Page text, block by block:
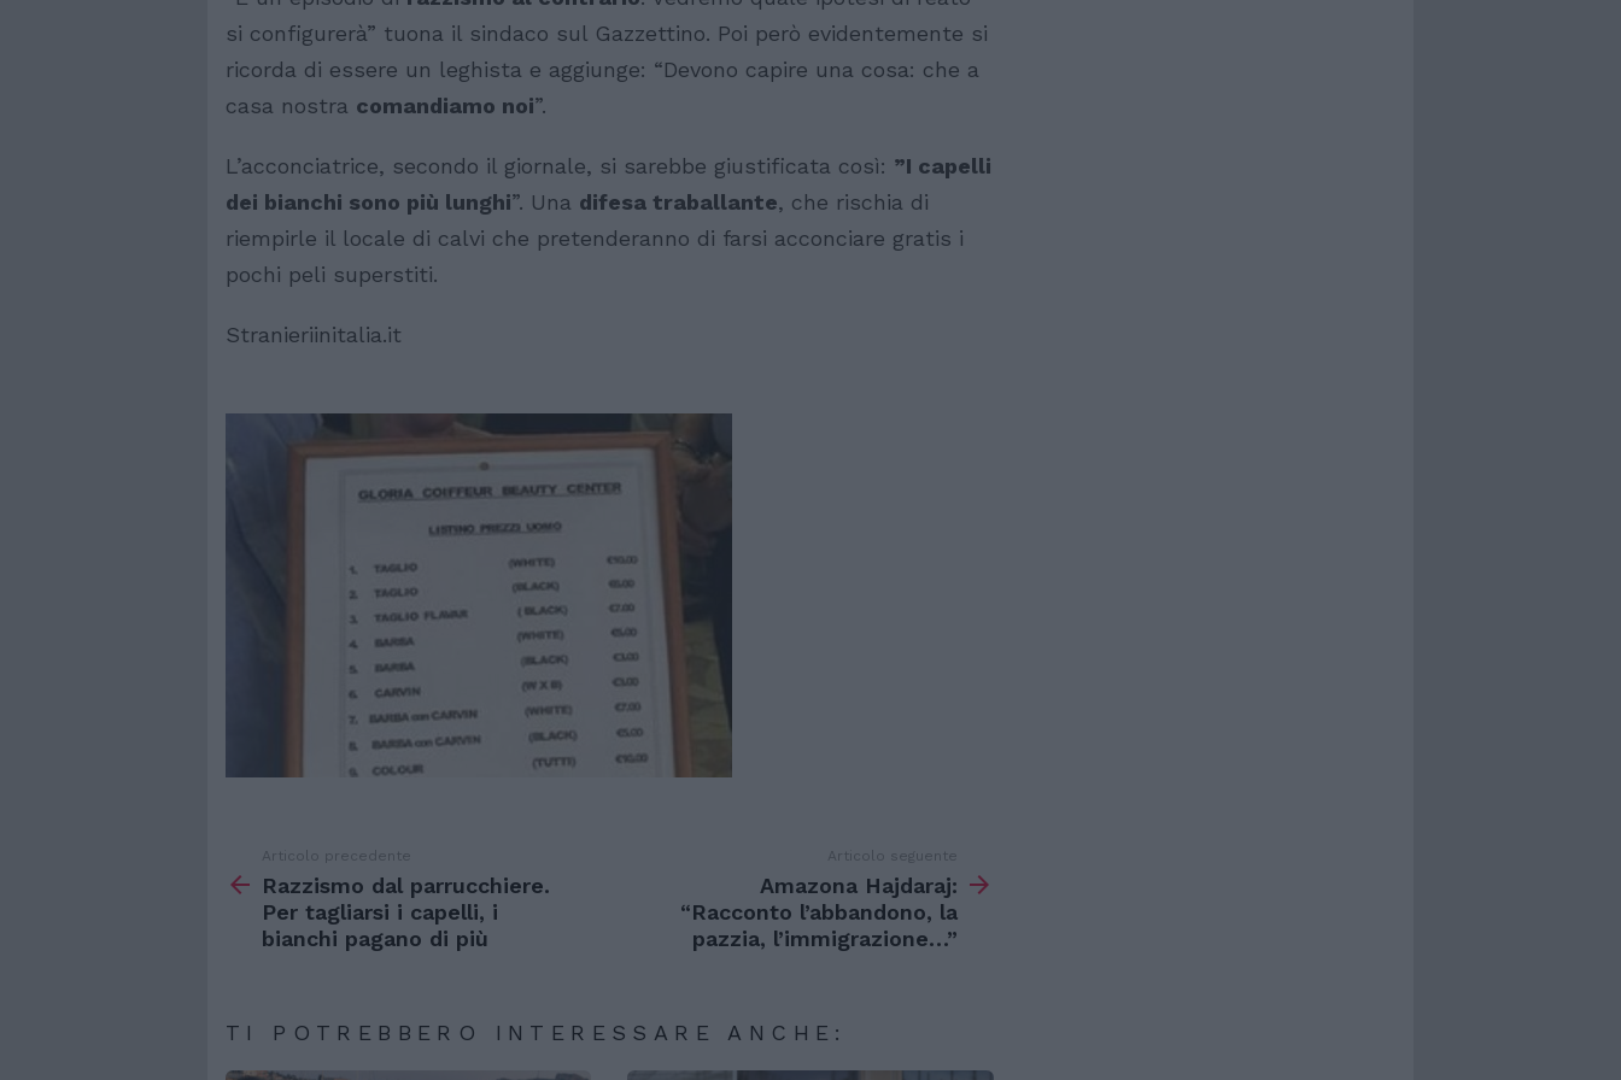
si configurerà” tuona il sindaco sul Gazzettino. Poi però evidentemente si
ricorda di essere un leghista e aggiunge: “Devono capire una cosa: che a
casa nostra comandiamo noi”.
L’acconciatrice, secondo il giornale, si sarebbe giustificata così: ”I capelli
dei bianchi sono più lunghi”. Una difesa traballante, che rischia di
riempirle il locale di calvi che pretenderanno di farsi acconciare gratis i
pochi peli superstiti.
Stranieriinitalia.it
di
Articolo precedente
Razzismo dal parrucchiere.
Per tagliarsi i capelli, i
bianchi pagano di più
Articolo seguente
Amazona Hajdaraj:
“Racconto l’abbandono, la
pazzia, l’immigrazione…”
TI POTREBBERO INTERESSARE ANCHE: